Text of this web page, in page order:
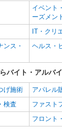
学歴不問
ミドル（
シニア（
完全週休2
禁煙・分
車通勤OK
自転車通
交通費支
イベント
ーズメン
IT・クリ
ンス・
ヘルス・
バイト・アルバ
げ施術
アパレル
検査
ファスト
フロント